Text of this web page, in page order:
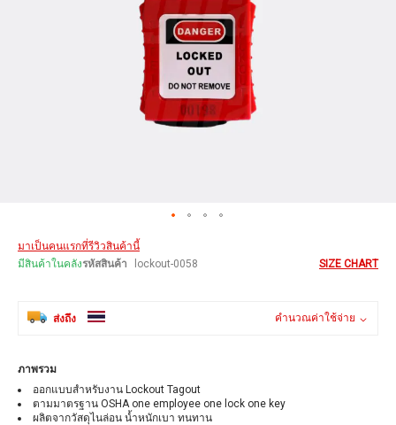
images
มาเป็นคนแรกที่รีวิวสินค้านี้
มีสินค้าในคลังรหัสสินค้า lockout-0058 SIZE CHART
ส่งถึง คำนวณค่าใช้จ่าย
ภาพรวม
ออกแบบสำหรับงาน Lockout Tagout
ตามมาตรฐาน OSHA one employee one lock one key
ผลิตจากวัสดุไนล่อน น้ำหนักเบา ทนทาน